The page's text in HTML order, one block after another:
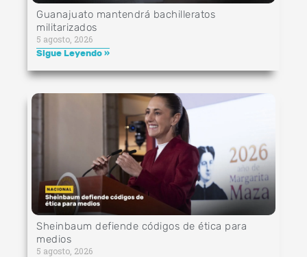
Guanajuato mantendrá bachilleratos
militarizados
5 agosto, 2026
Sigue Leyendo »
Sheinbaum defiende códigos de ética para
medios
5 agosto, 2026